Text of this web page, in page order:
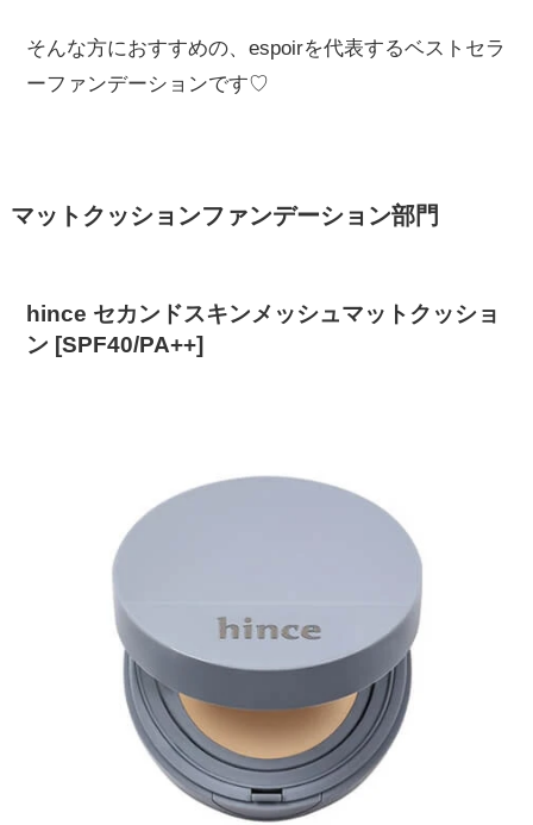
そんな方におすすめの、espoirを代表するベストセラ
ーファンデーションです♡
マットクッションファンデーション部門
hince セカンドスキンメッシュマットクッショ
ン [SPF40/PA++]